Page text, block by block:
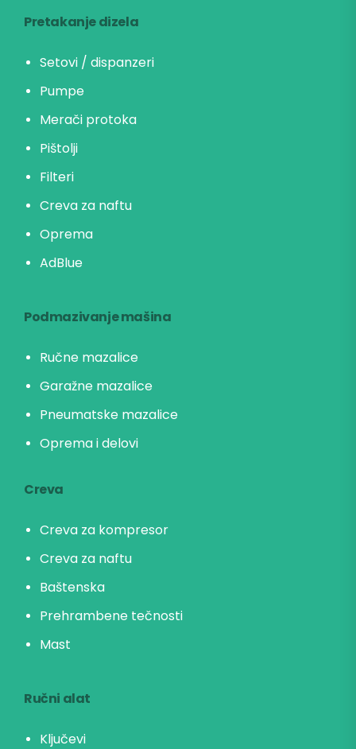
Pretakanje dizela
Setovi / dispanzeri
Pumpe
Merači protoka
Pištolji
Filteri
Creva za naftu
Oprema
AdBlue
Podmazivanje mašina
Ručne mazalice
Garažne mazalice
Pneumatske mazalice
Oprema i delovi
Creva
Creva za kompresor
Creva za naftu
Baštenska
Prehrambene tečnosti
Mast
Ručni alat
Ključevi